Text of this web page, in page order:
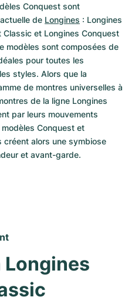
Conquest sont
de Longines : Longines
et Longines Conquest
modèles sont composées de
pour toutes les
styles. Alors que la
de montres universelles à
de la ligne Longines
par leurs mouvements
Conquest et
créent alors une symbiose
et avant-garde.